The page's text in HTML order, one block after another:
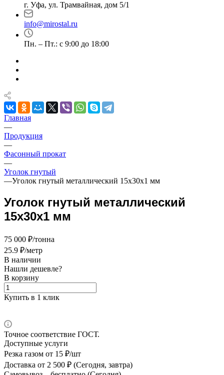
г. Уфа, ул. Трамвайная, дом 5/1
info@mirostal.ru
Пн. – Пт.: с 9:00 до 18:00
Главная
—
Продукция
—
Фасонный прокат
—
Уголок гнутый
—Уголок гнутый металлический 15х30х1 мм
Уголок гнутый металлический
15х30х1 мм
75 000 ₽/тонна
25.9 ₽/метр
В наличии
Нашли дешевле?
В корзину
Купить в 1 клик
Точное соответствие ГОСТ.
Доступные услуги
Резка газом от 15 ₽/шт
Доставка от 2 500 ₽ (Сегодня, завтра)